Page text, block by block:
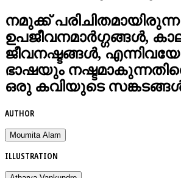
നമുക്ക്
ഉപജീവനമാർഗ്ഗങ്ങൾ,
ജീവനഷ്ടങ്ങൾ,
ഭാഷയും
ഒരു കവിയുടെ
AUTHOR
Moumita Alam
ILLUSTRATION